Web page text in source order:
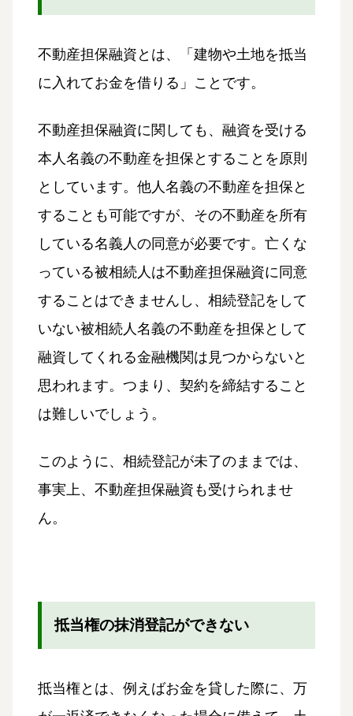
不動産担保融資とは、「建物や土地を抵当
に入れてお金を借りる」ことです。
不動産担保融資に関しても、融資を受ける
本人名義の不動産を担保とすることを原則
としています。他人名義の不動産を担保と
することも可能ですが、その不動産を所有
している名義人の同意が必要です。亡くな
っている被相続人は不動産担保融資に同意
することはできませんし、相続登記をして
いない被相続人名義の不動産を担保として
融資してくれる金融機関は見つからないと
思われます。つまり、契約を締結すること
は難しいでしょう。
このように、相続登記が未了のままでは、
事実上、不動産担保融資も受けられませ
ん。
抵当権の抹消登記ができない
抵当権とは、例えばお金を貸した際に、万